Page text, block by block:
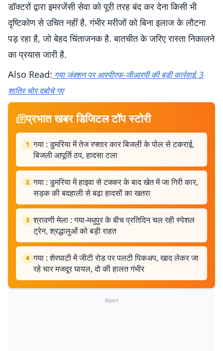
डॉक्टरों द्वारा इमरजेंसी सेवा को पूरी तरह बंद कर देना किसी भी
दृष्टिकोण से उचित नहीं है. गंभीर मरीजों को बिना इलाज के लौटना
पड़ रहा है, जो बेहद चिंताजनक है. बातचीत के जरिए रास्ता निकालने
का प्रयास जारी है.
Also Read: गया जंक्शन पर आरपीएफ-जीआरपी की बड़ी कार्रवाई, 3
शातिर चोर दबोचे गए
प्रभात खबर डिजिटल टॉप स्टोरी
1 गया : डुमरिया में तेज रफ्तार कार बिजली के पोल से टकराई,
बिजली आपूर्ति ठप, हादसा टला
2 गया : डुमरिया में हाइवा से टक्कर के बाद खेत में जा गिरी कार,
सड़क की बदहाली से बढ़ा हादसों का खतरा
3 श्रावणी मेला : गया-मधुपुर के बीच प्रतिदिन चल रही स्पेशल
ट्रेन, श्रद्धालुओं को बड़ी राहत
4 गया : शेरघाटी में जीटी रोड पर पलटी पिकअप, खाद लेकर जा
रहे चार मजदूर घायल, दो की हालत गंभीर
विज्ञापन